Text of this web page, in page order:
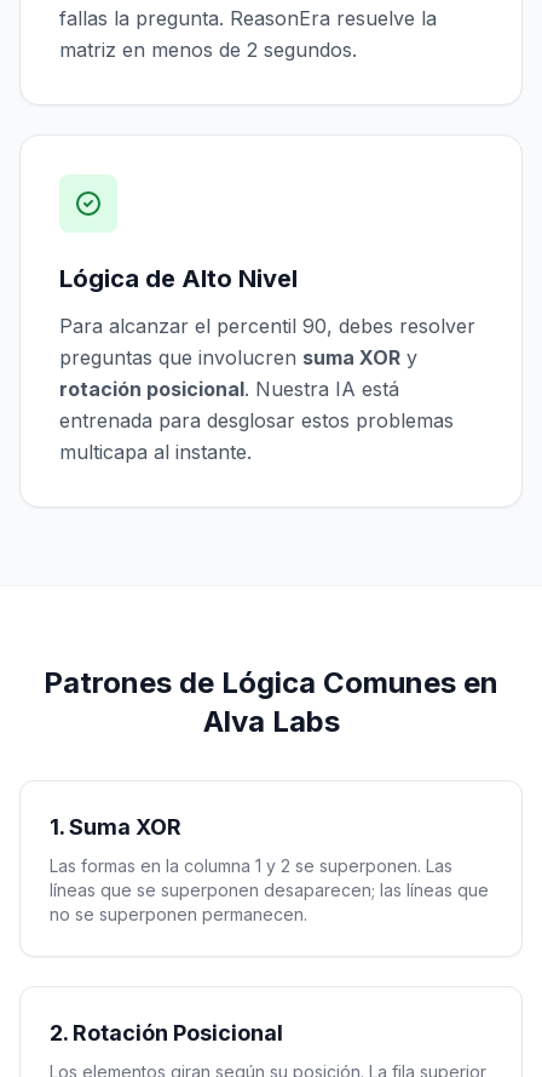
fallas la pregunta. ReasonEra resuelve la
matriz en menos de 2 segundos.
Lógica de Alto Nivel
Para alcanzar el percentil 90, debes resolver
preguntas que involucren suma XOR y
rotación posicional. Nuestra IA está
entrenada para desglosar estos problemas
multicapa al instante.
Patrones de Lógica Comunes en
Alva Labs
1. Suma XOR
Las formas en la columna 1 y 2 se superponen. Las
líneas que se superponen desaparecen; las líneas que
no se superponen permanecen.
2. Rotación Posicional
Los elementos giran según su posición. La fila superior